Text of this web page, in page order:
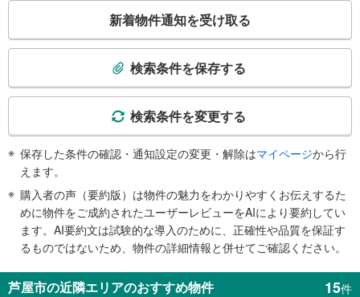
検
件
通
知
け
条
件
新着物件通知を受け取る
検索条件を保存する
検索条件を変更する
保存した条件の確認・通知設定の変更・解除はマイページから行
えます。
購入者の声（要約版）は物件の魅力をわかりやすくお伝えするた
めに物件をご成約されたユーザーレビューをAIにより要約してい
ます。AI要約文は試験的な導入のために、正確性や品質を保証す
るものではないため、物件の詳細情報と併せてご確認ください。
芦屋市の近隣エリアのおすすめ物件 15件